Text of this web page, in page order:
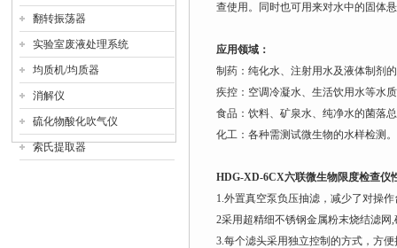
翻转振荡器
实验室废液处理系统
均质机/均质器
消解仪
硫化物酸化吹气仪
索氏提取器
查使用。同时也可用来对水中的固体
应用领域：
制药：纯化水、注射用水及液体制剂
疾控：空调冷凝水、生活饮用水等水
食品：饮料、矿泉水、纯净水的菌落
化工：各种需测试微生物的水样检测。
HDG-XD-6CX六联微生物限度检查仪
1.外置真空泵负压抽滤，减少了对操
2采用超精细不锈钢金属粉末烧结滤网
3.每个滤头采用独立控制的方式，方